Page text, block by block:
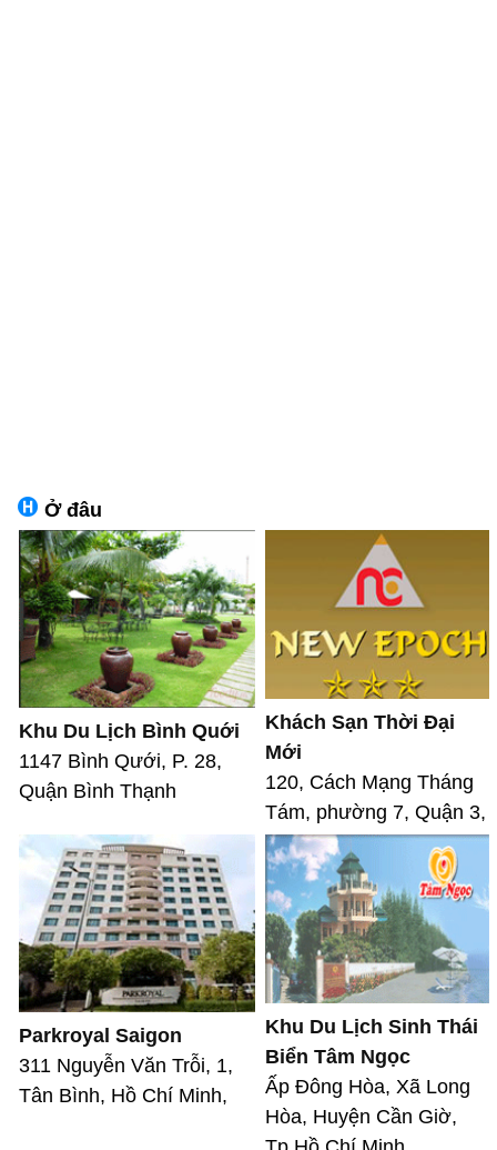
Ở đâu
Khu Du Lịch Bình Quới
1147 Bình Qưới, P. 28,
Quận Bình Thạnh
Khách Sạn Thời Đại
Mới
120, Cách Mạng Tháng
Tám, phường 7, Quận 3,
Parkroyal Saigon
311 Nguyễn Văn Trỗi, 1,
Tân Bình, Hồ Chí Minh,
Khu Du Lịch Sinh Thái
Biển Tâm Ngọc
Ấp Đông Hòa, Xã Long
Hòa, Huyện Cần Giờ,